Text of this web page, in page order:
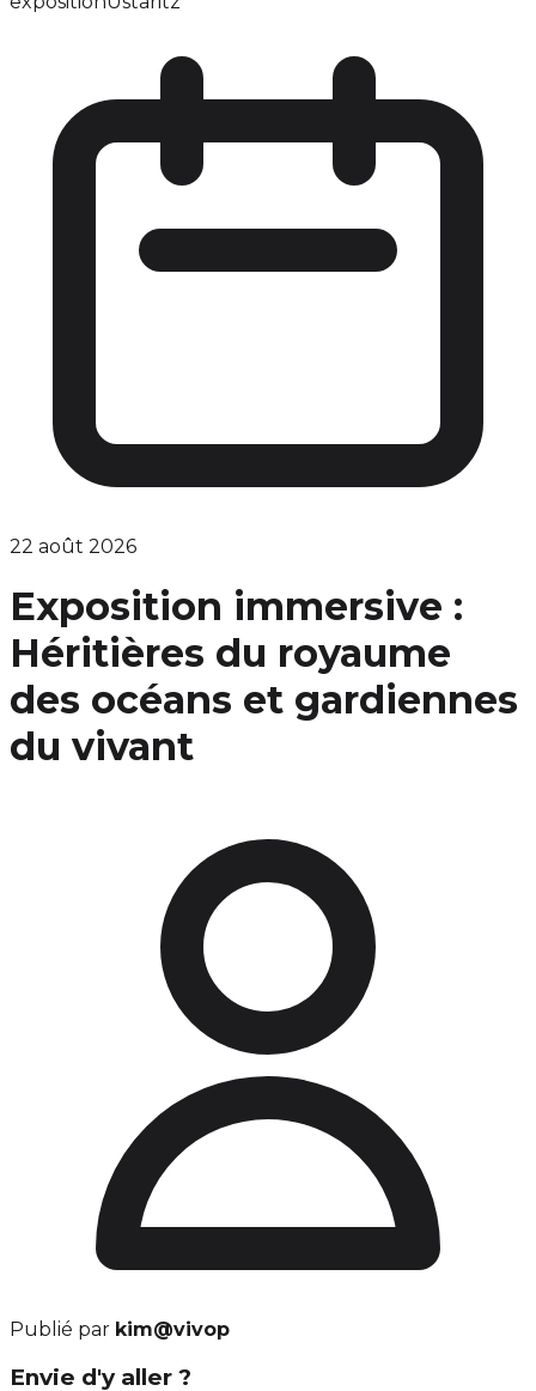
22 août 2026
Exposition immersive :
Héritières du royaume
des océans et gardiennes
du vivant
Publié par kim@vivop
Envie d'y aller ?